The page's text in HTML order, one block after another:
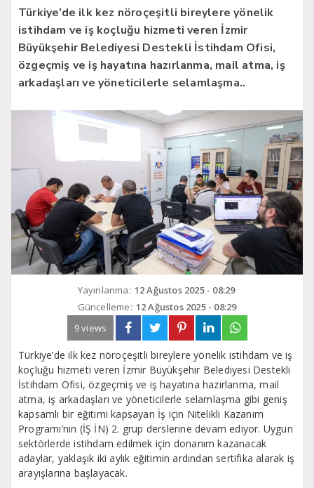
Türkiye’de ilk kez nöroçeşitli bireylere yönelik
istihdam ve iş koçluğu hizmeti veren İzmir
Büyükşehir Belediyesi Destekli İstihdam Ofisi,
özgeçmiş ve iş hayatına hazırlanma, mail atma, iş
arkadaşları ve yöneticilerle selamlaşma..
Yayınlanma: 12 Ağustos 2025 - 08:29
Güncelleme: 12 Ağustos 2025 - 08:29
9 views
Türkiye’de ilk kez nöroçeşitli bireylere yönelik istihdam ve iş
koçluğu hizmeti veren İzmir Büyükşehir Belediyesi Destekli
İstihdam Ofisi, özgeçmiş ve iş hayatına hazırlanma, mail
atma, iş arkadaşları ve yöneticilerle selamlaşma gibi geniş
kapsamlı bir eğitimi kapsayan İş için Nitelikli Kazanım
Programı’nın (İŞ İN) 2. grup derslerine devam ediyor. Uygun
sektörlerde istihdam edilmek için donanım kazanacak
adaylar, yaklaşık iki aylık eğitimin ardından sertifika alarak iş
arayışlarına başlayacak.